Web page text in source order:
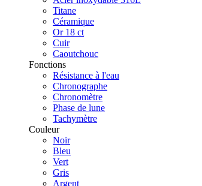
Titane
Céramique
Or 18 ct
Cuir
Caoutchouc
Fonctions
Résistance à l'eau
Chronographe
Chronomètre
Phase de lune
Tachymètre
Couleur
Noir
Bleu
Vert
Gris
Argent